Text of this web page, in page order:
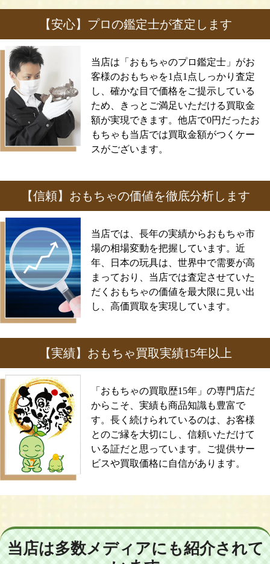
【安心】プロの鑑定士が査定します
当店は「おもちゃのプロ鑑定士」がお
客様のおもちゃを1点1点しっかり査定
し、確かな目で価格をご提示している
ため、きっとご満足いただける買取金
額が実現できます。他店で0円だったお
もちゃも当店では買取金額がつくケー
スがございます。
【信頼】おもちゃの価値を徹底分析します
当店では、長年の実績からおもちゃ市
場の相場変動を把握しています。近
年、日本の玩具は、世界中で需要が高
まっており、当店では査定させていた
だくおもちゃの価値を最大限に見い出
し、高価買取を実現しています。
【実績】おもちゃ買取実績15年以上
「おもちゃの買取歴15年」の専門店だ
からこそ、実績も商品知識も豊富で
す。長く続けられているのは、お客様
とのご縁を大切にし、信頼いただけて
いる証だと思っています。ご提供サー
ビスや買取価格に自信があります。
当店は多数メディアにも紹介されて